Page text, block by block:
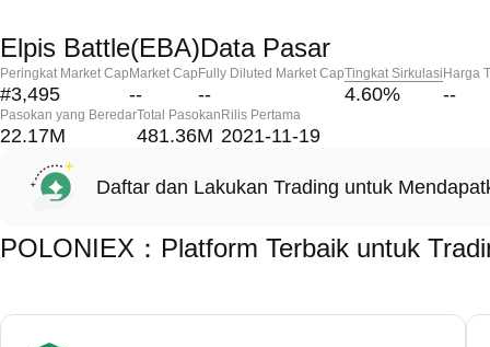
Elpis Battle(EBA)Data Pasar
Peringkat Market Cap
#3,495
Market Cap
--
Fully Diluted Market Cap
--
Tingkat Sirkulasi
4.60%
Harga
--
Pasokan yang Beredar
22.17M
Total Pasokan
481.36M
Rilis Pertama
2021-11-19
Daftar dan Lakukan Trading untuk
POLONIEX：Platform Terbaik untuk